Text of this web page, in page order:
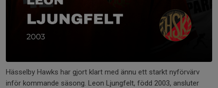
Hässelby Hawks har gjort klart med ännu ett starkt nyförvärv
inför kommande säsong. Leon Ljungfelt, född 2003, ansluter